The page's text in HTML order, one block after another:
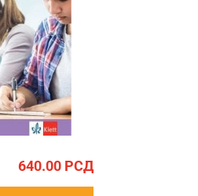
640.00 РСД